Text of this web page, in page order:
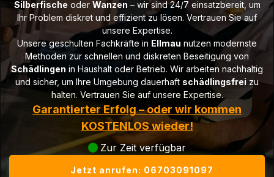
Silberfische oder Wanzen – wir sind 24/7 einsatzbereit, um
Ihr Problem diskret und effizient zu lösen. Vertrauen Sie auf
unsere Expertise.
Unsere geschulten Fachkräfte in Ellmau nutzen modernste
Methoden zur schnellen und diskreten Beseitigung von
Schädlingen in Haushalt oder Betrieb. Wir arbeiten nachhaltig
und sicher, um Ihre Umgebung dauerhaft schädlingsfrei zu
halten. Vertrauen Sie auf unsere Expertise.
Garantierter Erfolg – oder wir kommen
KOSTENLOS wieder!
Zur Zeit verfügbar
Jetzt anrufen: 06703091097